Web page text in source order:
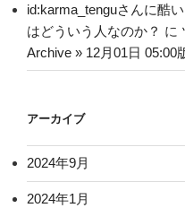
id:karma_tenguさんに酷
はどういう人なのか？ に
Archive » 12月01日 05:00
アーカイブ
2024年9月
2024年1月